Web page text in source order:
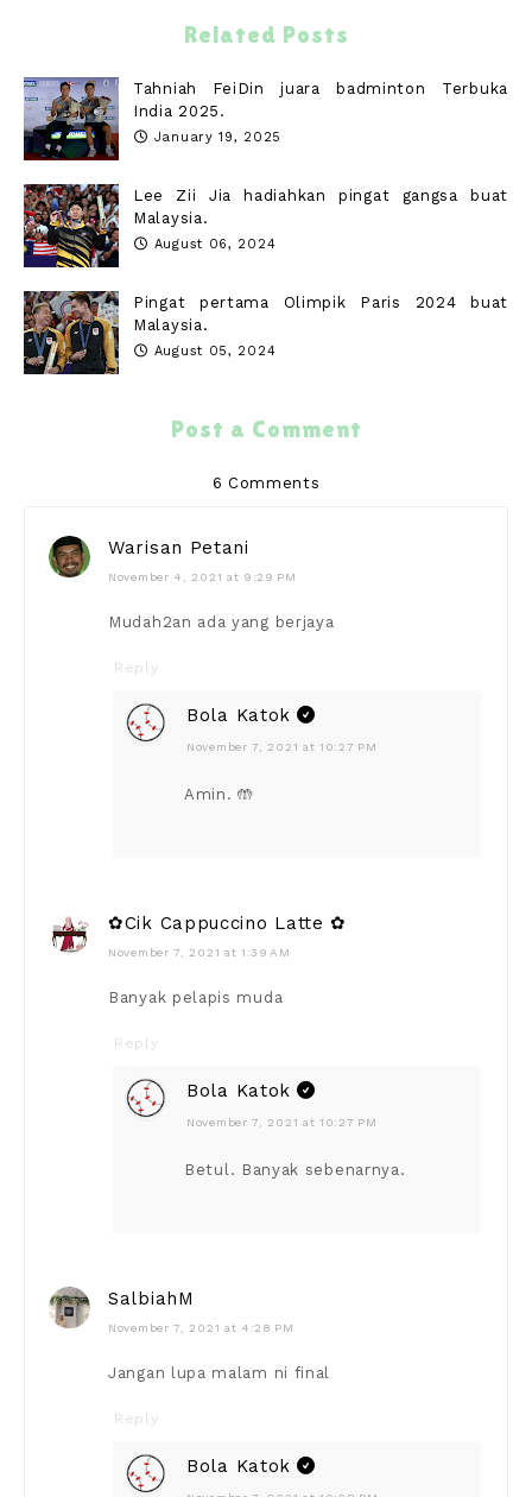
Related Posts
Tahniah FeiDin juara badminton Terbuka
India 2025.
January 19, 2025
Lee Zii Jia hadiahkan pingat gangsa buat
Malaysia.
August 06, 2024
Pingat pertama Olimpik Paris 2024 buat
Malaysia.
August 05, 2024
Post a Comment
6 Comments
Warisan Petani
November 4, 2021 at 9:29 PM
Mudah2an ada yang berjaya
Reply
Bola Katok
November 7, 2021 at 10:27 PM
Amin. 🤲
✿Cik Cappuccino Latte ✿
November 7, 2021 at 1:39 AM
Banyak pelapis muda
Reply
Bola Katok
November 7, 2021 at 10:27 PM
Betul. Banyak sebenarnya.
SalbiahM
November 7, 2021 at 4:28 PM
Jangan lupa malam ni final
Reply
Bola Katok